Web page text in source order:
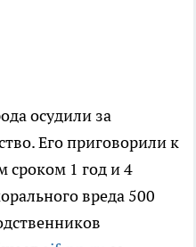
осудили за
Его приговорили к
сроком 1 год и 4
вреда 500